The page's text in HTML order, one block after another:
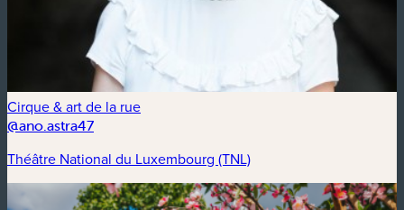
Cirque & art de la rue
@ano.astra47
Théâtre National du Luxembourg (TNL)